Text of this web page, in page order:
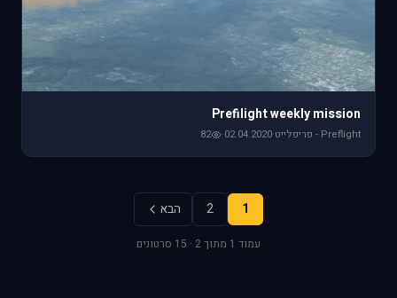
Prefilight weekly mission
Preflight - פריפלייט ·
02.04.2020
·
82
1
2 הבא
עמוד 1 מתוך 2 · 15 סרטונים